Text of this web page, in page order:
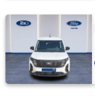
MAN
MERCEDES-
BENZ
MINI
MITSUBISHI